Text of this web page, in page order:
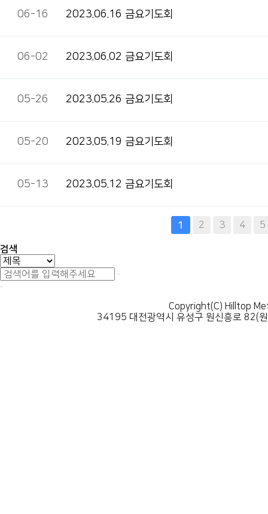
06-16 2023.06.16 금요기도회
06-02 2023.06.02 금요기도회
05-26 2023.05.26 금요기도회
05-20 2023.05.19 금요기도회
05-13 2023.05.12 금요기도회
1 2 3 4 5
검색
Copyright(C) Hilltop
34195 대전광역시 유성구 원신흥로